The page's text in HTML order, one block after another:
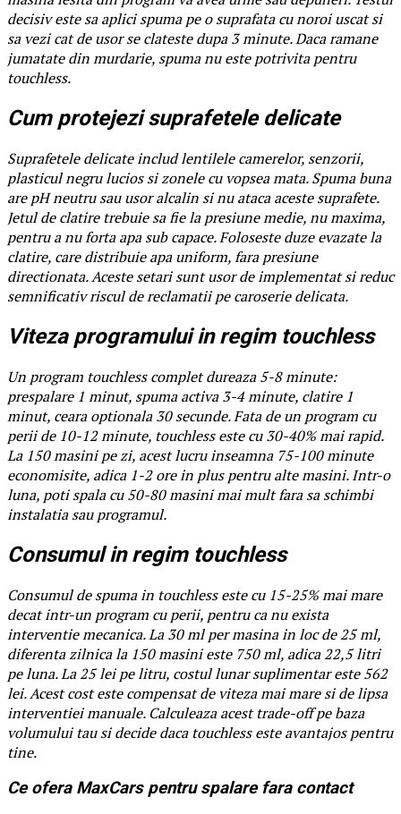
decisiv este sa aplici spuma pe o suprafata cu noroi uscat si
sa vezi cat de usor se clateste dupa 3 minute. Daca ramane
jumatate din murdarie, spuma nu este potrivita pentru
touchless.
Cum protejezi suprafetele delicate
Suprafetele delicate includ lentilele camerelor, senzorii,
plasticul negru lucios si zonele cu vopsea mata. Spuma buna
are pH neutru sau usor alcalin si nu ataca aceste suprafete.
Jetul de clatire trebuie sa fie la presiune medie, nu maxima,
pentru a nu forta apa sub capace. Foloseste duze evazate la
clatire, care distribuie apa uniform, fara presiune
directionata. Aceste setari sunt usor de implementat si reduc
semnificativ riscul de reclamatii pe caroserie delicata.
Viteza programului in regim touchless
Un program touchless complet dureaza 5-8 minute:
prespalare 1 minut, spuma activa 3-4 minute, clatire 1
minut, ceara optionala 30 secunde. Fata de un program cu
perii de 10-12 minute, touchless este cu 30-40% mai rapid.
La 150 masini pe zi, acest lucru inseamna 75-100 minute
economisite, adica 1-2 ore in plus pentru alte masini. Intr-o
luna, poti spala cu 50-80 masini mai mult fara sa schimbi
instalatia sau programul.
Consumul in regim touchless
Consumul de spuma in touchless este cu 15-25% mai mare
decat intr-un program cu perii, pentru ca nu exista
interventie mecanica. La 30 ml per masina in loc de 25 ml,
diferenta zilnica la 150 masini este 750 ml, adica 22,5 litri
pe luna. La 25 lei pe litru, costul lunar suplimentar este 562
lei. Acest cost este compensat de viteza mai mare si de lipsa
interventiei manuale. Calculeaza acest trade-off pe baza
volumului tau si decide daca touchless este avantajos pentru
tine.
Ce ofera MaxCars pentru spalare fara contact